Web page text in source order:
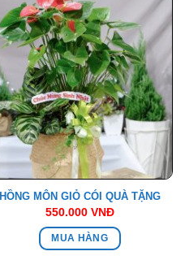
HỒNG MÔN GIỎ CÓI QUÀ TẶNG
550.000 VNĐ
MUA HÀNG